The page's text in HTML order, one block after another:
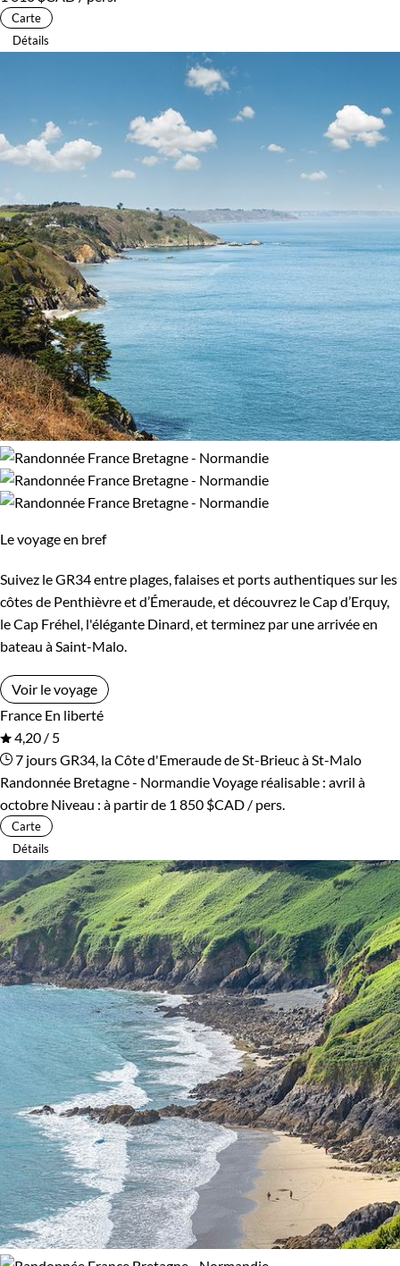
Carte
Détails
Le voyage en bref
Suivez le GR34 entre plages, falaises et ports authentiques sur les
côtes de Penthièvre et d’Émeraude, et découvrez le Cap d’Erquy,
le Cap Fréhel, l'élégante Dinard, et terminez par une arrivée en
bateau à Saint-Malo.
Voir le voyage
France En liberté
4,20 / 5
7 joursGR34, la Côte d'Emeraude de St-Brieuc à St-Malo
Randonnée Bretagne - NormandieVoyage réalisable : avril à
octobre Niveau : à partir de 1 850 $CAD / pers.
Carte
Détails